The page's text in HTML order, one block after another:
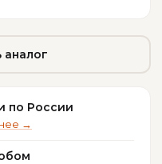
по России
→